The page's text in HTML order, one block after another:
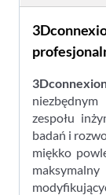
zespołu
badań i
miękko